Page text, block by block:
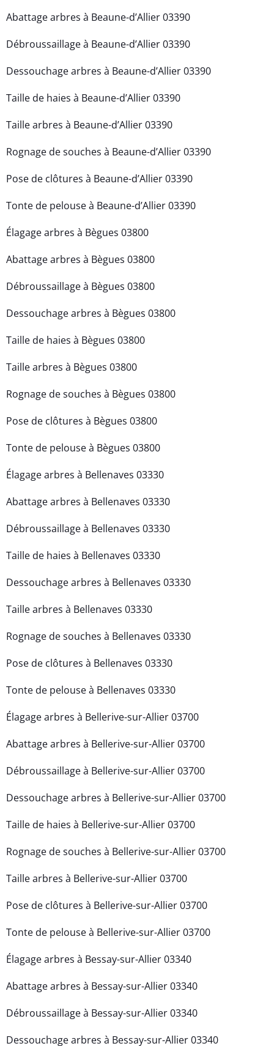
Abattage arbres à Beaune-d’Allier 03390
Débroussaillage à Beaune-d’Allier 03390
Dessouchage arbres à Beaune-d’Allier 03390
Taille de haies à Beaune-d’Allier 03390
Taille arbres à Beaune-d’Allier 03390
Rognage de souches à Beaune-d’Allier 03390
Pose de clôtures à Beaune-d’Allier 03390
Tonte de pelouse à Beaune-d’Allier 03390
Élagage arbres à Bègues 03800
Abattage arbres à Bègues 03800
Débroussaillage à Bègues 03800
Dessouchage arbres à Bègues 03800
Taille de haies à Bègues 03800
Taille arbres à Bègues 03800
Rognage de souches à Bègues 03800
Pose de clôtures à Bègues 03800
Tonte de pelouse à Bègues 03800
Élagage arbres à Bellenaves 03330
Abattage arbres à Bellenaves 03330
Débroussaillage à Bellenaves 03330
Taille de haies à Bellenaves 03330
Dessouchage arbres à Bellenaves 03330
Taille arbres à Bellenaves 03330
Rognage de souches à Bellenaves 03330
Pose de clôtures à Bellenaves 03330
Tonte de pelouse à Bellenaves 03330
Élagage arbres à Bellerive-sur-Allier 03700
Abattage arbres à Bellerive-sur-Allier 03700
Débroussaillage à Bellerive-sur-Allier 03700
Dessouchage arbres à Bellerive-sur-Allier 03700
Taille de haies à Bellerive-sur-Allier 03700
Rognage de souches à Bellerive-sur-Allier 03700
Taille arbres à Bellerive-sur-Allier 03700
Pose de clôtures à Bellerive-sur-Allier 03700
Tonte de pelouse à Bellerive-sur-Allier 03700
Élagage arbres à Bessay-sur-Allier 03340
Abattage arbres à Bessay-sur-Allier 03340
Débroussaillage à Bessay-sur-Allier 03340
Dessouchage arbres à Bessay-sur-Allier 03340